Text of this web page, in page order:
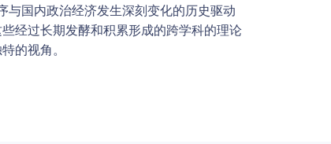
与国内政治经济发生深刻变化的历史驱动
经过长期发酵和积累形成的跨学科的理论
的视角。